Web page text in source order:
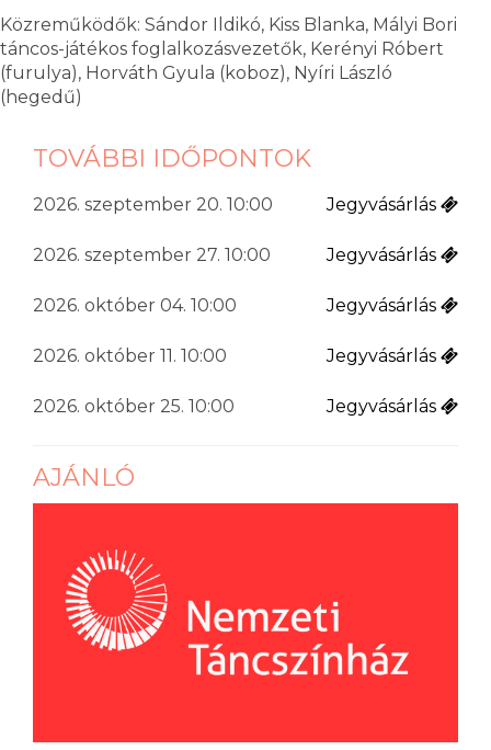
Közreműködők: Sándor Ildikó, Kiss Blanka, Mályi Bori
táncos-játékos foglalkozásvezetők, Kerényi Róbert
(furulya), Horváth Gyula (koboz), Nyíri László
(hegedű)
TOVÁBBI IDŐPONTOK
2026. szeptember 20. 10:00 Jegyvásárlás
2026. szeptember 27. 10:00 Jegyvásárlás
2026. október 04. 10:00 Jegyvásárlás
2026. október 11. 10:00 Jegyvásárlás
2026. október 25. 10:00 Jegyvásárlás
AJÁNLÓ